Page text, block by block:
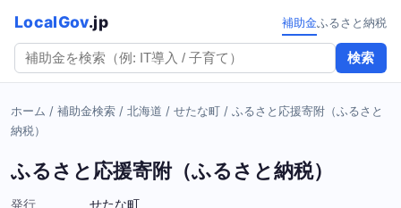
LocalGov.jp
検索
補助金ふるさと納税
ホーム / 補助金検索 / 北海道 / せたな町 / ふるさと応援寄附（ふるさと
納税）
ふるさと応援寄附（ふるさと納税）
発行
せたな町